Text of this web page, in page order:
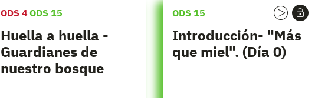
ODS 4 ODS 15
Huella a huella -
Guardianes de
nuestro bosque
ODS 15
Introducción- "Más
que miel". (Día 0)